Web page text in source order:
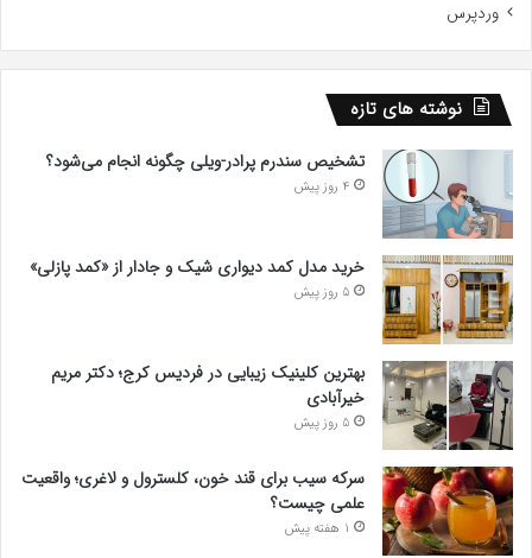
وردپرس
نوشته های تازه
تشخیص سندرم پرادر-ویلی چگونه انجام می‌شود؟
4 روز پیش
خرید مدل کمد دیواری شیک و جادار از «کمد پازلی»
5 روز پیش
بهترین کلینیک زیبایی در فردیس کرج؛ دکتر مریم
خیرآبادی
5 روز پیش
سرکه سیب برای قند خون، کلسترول و لاغری؛ واقعیت
علمی چیست؟
1 هفته پیش